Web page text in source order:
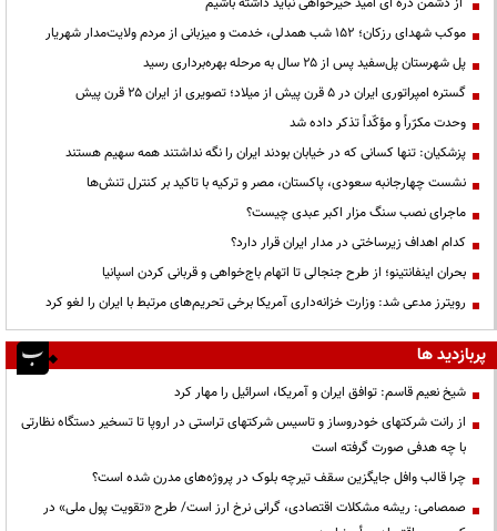
موکب شهدای رزکان؛ ۱۵۲ شب همدلی، خدمت و میزبانی از مردم ولایت‌مدار شهریار
پل شهرستان پل‌سفید پس از ۲۵ سال به مرحله بهره‌برداری رسید
گستره امپراتوری ایران در ۵ قرن پیش از میلاد؛ تصویری از ایران ۲۵ قرن پیش
وحدت مکرّراً و مؤکّداً تذکر داده شد
پزشکیان: تنها کسانی که در خیابان بودند ایران را نگه نداشتند همه سهیم هستند
نشست چهارجانبه سعودی، پاکستان، مصر و ترکیه با تاکید بر کنترل تنش‌ها
ماجرای نصب سنگ مزار اکبر عبدی چیست؟
کدام اهداف زیرساختی در مدار ایران قرار دارد؟
بحران اینفانتینو؛ از طرح جنجالی تا اتهام باج‌خواهی و قربانی کردن اسپانیا
رویترز مدعی شد: وزارت خزانه‌داری آمریکا برخی تحریم‌های مرتبط با ایران را لغو کرد
پربازدید ها
شیخ نعیم قاسم: توافق ایران و آمریکا، اسرائیل را مهار کرد
از رانت‌ شرکتهای خودروساز و تاسیس شرکتهای تراستی در اروپا تا تسخیر دستگاه نظارتی
با چه هدفی صورت گرفته است
چرا قالب وافل جایگزین سقف تیرچه بلوک در پروژه‌های مدرن شده است؟
صمصامی: ریشه مشکلات اقتصادی، گرانی نرخ ارز است/ طرح «تقویت پول ملی» در